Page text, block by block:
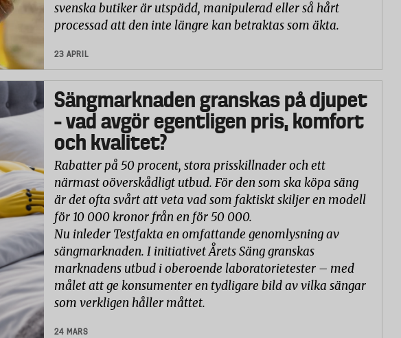
svenska butiker är utspädd, manipulerad eller så hårt
processad att den inte längre kan betraktas som äkta.
23 APRIL
Sängmarknaden granskas på djupet
– vad avgör egentligen pris, komfort
och kvalitet?
Rabatter på 50 procent, stora prisskillnader och ett
närmast oöverskådligt utbud. För den som ska köpa säng
är det ofta svårt att veta vad som faktiskt skiljer en modell
för 10 000 kronor från en för 50 000.
Nu inleder Testfakta en omfattande genomlysning av
sängmarknaden. I initiativet Årets Säng granskas
marknadens utbud i oberoende laboratorietester – med
målet att ge konsumenter en tydligare bild av vilka sängar
som verkligen håller måttet.
24 MARS